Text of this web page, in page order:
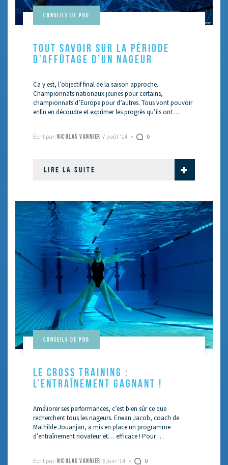
Conseils de pro
TOUT SAVOIR SUR LA PÉRIODE
D’AFFÛTAGE D’UN NAGEUR
Ca y est, l’objectif final de la saison approche.
Championnats nationaux jeunes pour certains,
championnats d’Europe pour d’autres. Tous vont pouvoir
enfin en découdre et exprimer les progrès qu’ils ont …
Écrit par: NICOLAS VANNIER 7 août '14 0
LIRE LA SUITE
Conseils de pro
LE CROSS TRAINING :
L’ENTRAÎNEMENT GAGNANT !
Améliorer ses performances, c’est bien sûr ce que
recherchent tous les nageurs. Erwan Jacob, coach de
Mathilde Jouanjan, a mis en place un programme
d’entraînement novateur et… efficace ! Pour …
Écrit par: NICOLAS VANNIER 5 juin '14 0